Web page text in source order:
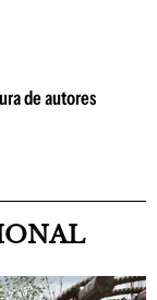
de autores